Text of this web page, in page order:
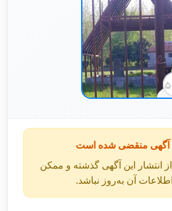
آگهی منقضی شده است
۴۰ روز از انتشار این آگهی گذشته و ممکن
آن به‌روز نباشد.